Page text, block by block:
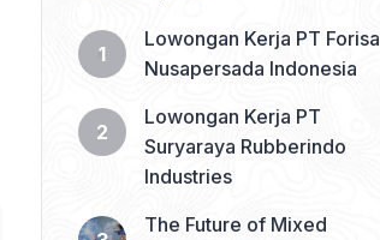
Lowongan Kerja PT Forisa
Nusapersada Indonesia
Lowongan Kerja PT
Suryaraya Rubberindo
Industries
The Future of Mixed